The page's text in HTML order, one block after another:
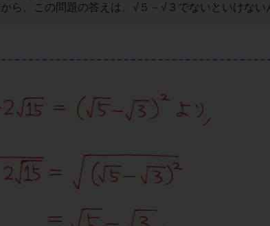
ら、この問題の答えは、√５－√３でないといけない